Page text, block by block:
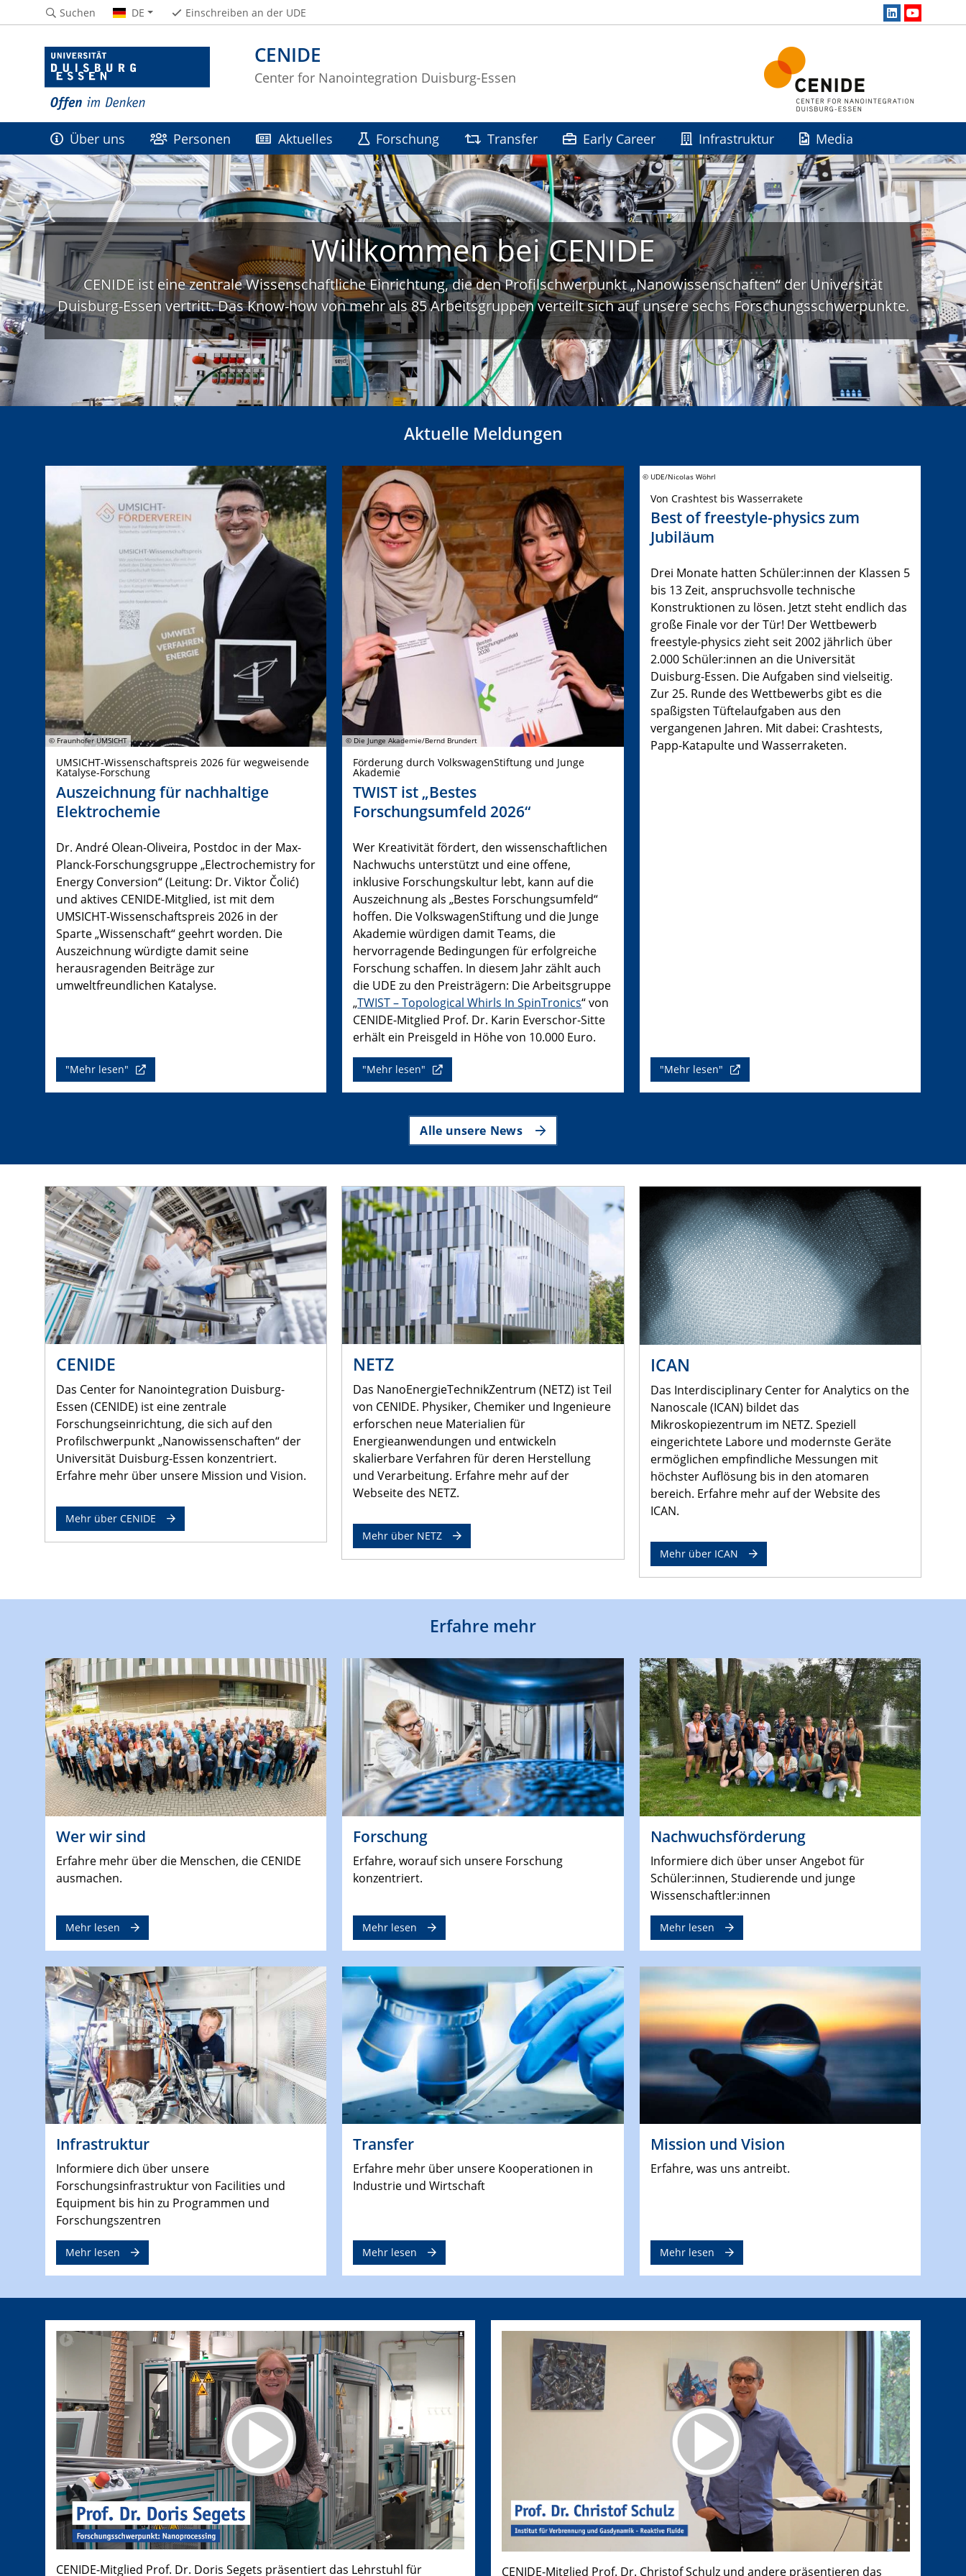
CENIDE
Center for Nanointegration Duisburg-Essen
Suchen DE Einschreiben an der UDE
Über uns Personen Aktuelles Forschung Transfer Early Career Infrastruktur Media
Willkommen bei CENIDE
CENIDE ist eine zentrale Wissenschaftliche Einrichtung, die den Profilschwerpunkt „Nanowissenschaften“ der Universität
Duisburg-Essen vertritt. Das Know-how von mehr als 85 Arbeitsgruppen verteilt sich auf unsere sechs Forschungsschwerpunkte.
Aktuelle Meldungen
© Fraunhofer UMSICHT
UMSICHT-Wissenschaftspreis 2026 für wegweisende
Katalyse-Forschung
Auszeichnung für nachhaltige
Elektrochemie
Dr. André Olean-Oliveira, Postdoc in der Max-
Planck-Forschungsgruppe „Electrochemistry for
Energy Conversion“ (Leitung: Dr. Viktor Čolić)
und aktives CENIDE-Mitglied, ist mit dem
UMSICHT-Wissenschaftspreis 2026 in der
Sparte „Wissenschaft“ geehrt worden. Die
Auszeichnung würdigte damit seine
herausragenden Beiträge zur
umweltfreundlichen Katalyse.
"Mehr lesen"
© Die Junge Akademie/Bernd Brundert
Förderung durch VolkswagenStiftung und Junge
Akademie
TWIST ist „Bestes
Forschungsumfeld 2026“
Wer Kreativität fördert, den wissenschaftlichen
Nachwuchs unterstützt und eine offene,
inklusive Forschungskultur lebt, kann auf die
Auszeichnung als „Bestes Forschungsumfeld“
hoffen. Die VolkswagenStiftung und die Junge
Akademie würdigen damit Teams, die
hervorragende Bedingungen für erfolgreiche
Forschung schaffen. In diesem Jahr zählt auch
die UDE zu den Preisträgern: Die Arbeitsgruppe
„TWIST – Topological Whirls In SpinTronics“ von
CENIDE-Mitglied Prof. Dr. Karin Everschor-Sitte
erhält ein Preisgeld in Höhe von 10.000 Euro.
"Mehr lesen"
© UDE/Nicolas Wöhrl
Von Crashtest bis Wasserrakete
Best of freestyle-physics zum
Jubiläum
Drei Monate hatten Schüler:innen der Klassen 5
bis 13 Zeit, anspruchsvolle technische
Konstruktionen zu lösen. Jetzt steht endlich das
große Finale vor der Tür! Der Wettbewerb
freestyle-physics zieht seit 2002 jährlich über
2.000 Schüler:innen an die Universität
Duisburg-Essen. Die Aufgaben sind vielseitig.
Zur 25. Runde des Wettbewerbs gibt es die
spaßigsten Tüftelaufgaben aus den
vergangenen Jahren. Mit dabei: Crashtests,
Papp-Katapulte und Wasserraketen.
"Mehr lesen"
Alle unsere News
CENIDE
Das Center for Nanointegration Duisburg-
Essen (CENIDE) ist eine zentrale
Forschungseinrichtung, die sich auf den
Profilschwerpunkt „Nanowissenschaften“ der
Universität Duisburg-Essen konzentriert.
Erfahre mehr über unsere Mission und Vision.
Mehr über CENIDE
NETZ
Das NanoEnergieTechnikZentrum (NETZ) ist Teil
von CENIDE. Physiker, Chemiker und Ingenieure
erforschen neue Materialien für
Energieanwendungen und entwickeln
skalierbare Verfahren für deren Herstellung
und Verarbeitung. Erfahre mehr auf der
Webseite des NETZ.
Mehr über NETZ
ICAN
Das Interdisciplinary Center for Analytics on the
Nanoscale (ICAN) bildet das
Mikroskopiezentrum im NETZ. Speziell
eingerichtete Labore und modernste Geräte
ermöglichen empfindliche Messungen mit
höchster Auflösung bis in den atomaren
bereich. Erfahre mehr auf der Website des
ICAN.
Mehr über ICAN
Erfahre mehr
Wer wir sind
Erfahre mehr über die Menschen, die CENIDE
ausmachen.
Mehr lesen
Forschung
Erfahre, worauf sich unsere Forschung
konzentriert.
Mehr lesen
Nachwuchsförderung
Informiere dich über unser Angebot für
Schüler:innen, Studierende und junge
Wissenschaftler:innen
Mehr lesen
Infrastruktur
Informiere dich über unsere
Forschungsinfrastruktur von Facilities und
Equipment bis hin zu Programmen und
Forschungszentren
Mehr lesen
Transfer
Erfahre mehr über unsere Kooperationen in
Industrie und Wirtschaft
Mehr lesen
Mission und Vision
Erfahre, was uns antreibt.
Mehr lesen
CENIDE-Mitglied Prof. Dr. Doris Segets präsentiert das Lehrstuhl für CENIDE-Mitglied Prof. Dr. Christof Schulz und andere präsentieren das